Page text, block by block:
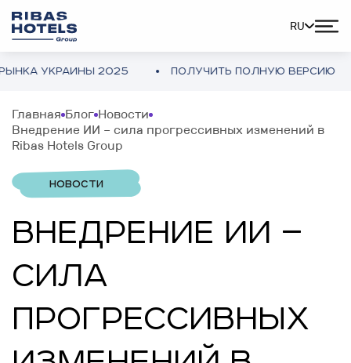
RU
УКРАИНЫ 2025 ПОЛУЧИТЬ ПОЛНУЮ ВЕРСИЮ
Главная Блог Новости
Внедрение ИИ – сила прогрессивных изменений в
Ribas Hotels Group
НОВОСТИ
ВНЕДРЕНИЕ ИИ –
СИЛА
ПРОГРЕССИВНЫХ